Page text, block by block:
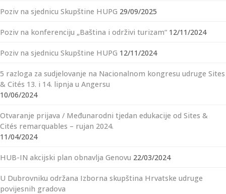
Poziv na sjednicu Skupštine HUPG 29/09/2025
Poziv na konferenciju „Baština i održivi turizam“ 12/11/2024
Poziv na sjednicu Skupštine HUPG 12/11/2024
5 razloga za sudjelovanje na Nacionalnom kongresu udruge Sites
& Cités 13. i 14. lipnja u Angersu
10/06/2024
Otvaranje prijava / Međunarodni tjedan edukacije od Sites &
Cités remarquables – rujan 2024.
11/04/2024
HUB-IN akcijski plan obnavlja Genovu 22/03/2024
U Dubrovniku održana Izborna skupština Hrvatske udruge
povijesnih gradova